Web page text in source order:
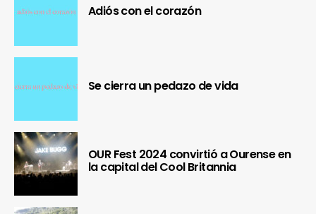
Adiós con el corazón
Se cierra un pedazo de vida
OUR Fest 2024 convirtió a Ourense en
la capital del Cool Britannia